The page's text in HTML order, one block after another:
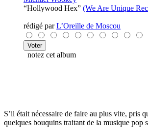
“Hollywood Hex” (We Are Unique
rédigé parL’Oreille de Moscou
notez cet album
S’il était nécessaire de faire au plus vite, pris
quelques bouquins traitant de la musique pop